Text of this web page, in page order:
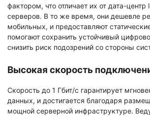
фактором, что отличает их от дата-центр
серверов. В то же время, они дешевле
мобильных, и предоставляют
помогают сохранить устойчивый
снизить риск подозрений со стороны
Высокая скорость
Скорость до 1 Гбит/с гарантирует
данных, и достигается благодаря
мощной серверной инфраструктуре.